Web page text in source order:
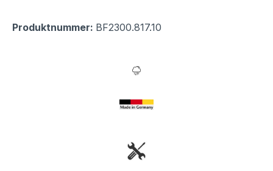
Produktnummer: BF2300.817.10